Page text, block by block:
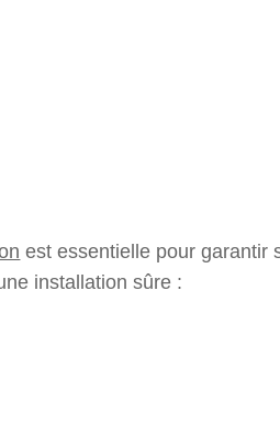
est essentielle pour garantir
installation sûre :